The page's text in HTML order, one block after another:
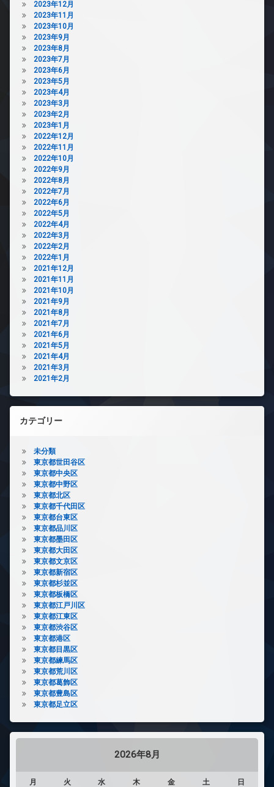
2023年12月
2023年11月
2023年10月
2023年9月
2023年8月
2023年7月
2023年6月
2023年5月
2023年4月
2023年3月
2023年2月
2023年1月
2022年12月
2022年11月
2022年10月
2022年9月
2022年8月
2022年7月
2022年6月
2022年5月
2022年4月
2022年3月
2022年2月
2022年1月
2021年12月
2021年11月
2021年10月
2021年9月
2021年8月
2021年7月
2021年6月
2021年5月
2021年4月
2021年3月
2021年2月
カテゴリー
未分類
東京都世田谷区
東京都中央区
東京都中野区
東京都北区
東京都千代田区
東京都台東区
東京都品川区
東京都墨田区
東京都大田区
東京都文京区
東京都新宿区
東京都杉並区
東京都板橋区
東京都江戸川区
東京都江東区
東京都渋谷区
東京都港区
東京都目黒区
東京都練馬区
東京都荒川区
東京都葛飾区
東京都豊島区
東京都足立区
2026年8月
月 火 水 木 金 土 日